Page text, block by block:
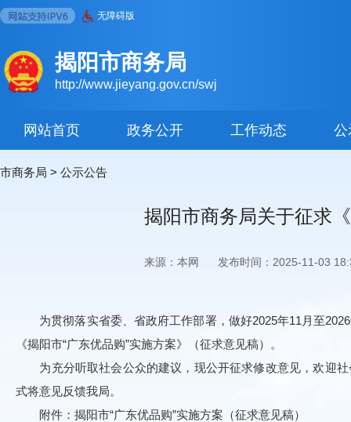
无障碍版
揭阳市商务局
http://www.jieyang.gov.cn/swj
网站首页 政务公开 工作动态 公
市商务局 > 公示公告
揭阳市商务局关于征求
来源：本网 发布时间：2025-11-03
为贯彻落实省委、省政府工作部署，做好2025年11月至
《揭阳市“广东优品购”实施方案》（征求意见稿）。
为充分听取社会公众的建议，现公开征求修改意见，欢迎社
式将意见反馈我局。
附件：揭阳市“广东优品购”实施方案（征求意见稿）